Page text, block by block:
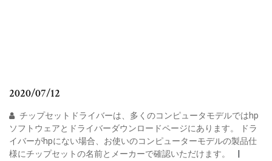
2020/07/12
チップセットドライバーは、多くのコンピュータモデルではhp
ソフトウェアとドライバーダウンロードページにあります。 ドラ
イバーがhpにない場合、お使いのコンピューターモデルの製品仕
様にチップセットの名前とメーカーで確認いただけます。